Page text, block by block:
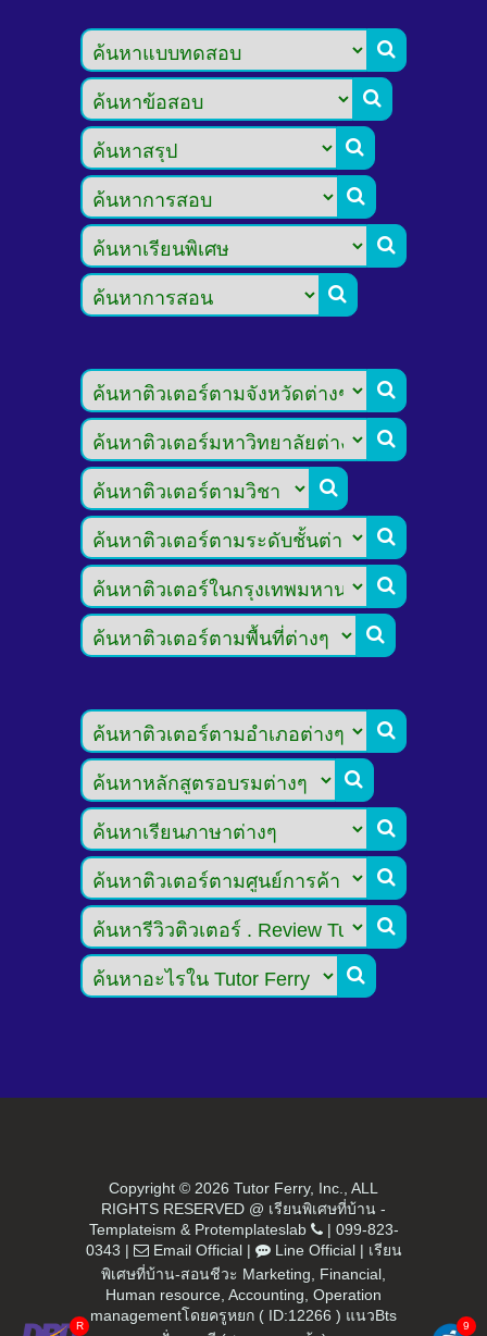


















Copyright © 2026 Tutor Ferry, Inc., ALL
RIGHTS RESERVED @ เรียนพิเศษที่บ้าน -
Templateism & Protemplateslab | 099-823-
0343 | Email Official| Line Official| เรียน
พิเศษที่บ้าน-สอนชีวะ Marketing, Financial,
Human resource, Accounting, Operation
managementโดยครูหยก ( ID:12266 ) แนวBts